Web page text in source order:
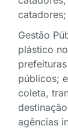
catadores;
Gestão
plástico
públicos;
coleta,
agências